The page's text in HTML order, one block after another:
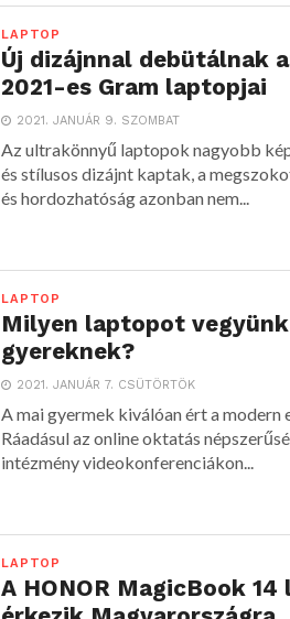
LAPTOP
Új dizájnnal debütálnak
2021-es Gram laptopjai
2021. JANUÁR 9. SZOMBAT
Az ultrakönnyű laptopok nagyobb
és stílusos dizájnt kaptak, a
és hordozhatóság azonban nem...
LAPTOP
Milyen laptopot
gyereknek?
2021. JANUÁR 7. CSÜTÖRTÖK
A mai gyermek kiválóan ért a modern
Ráadásul az online oktatás
intézmény videokonferenciákon...
LAPTOP
A HONOR MagicBook